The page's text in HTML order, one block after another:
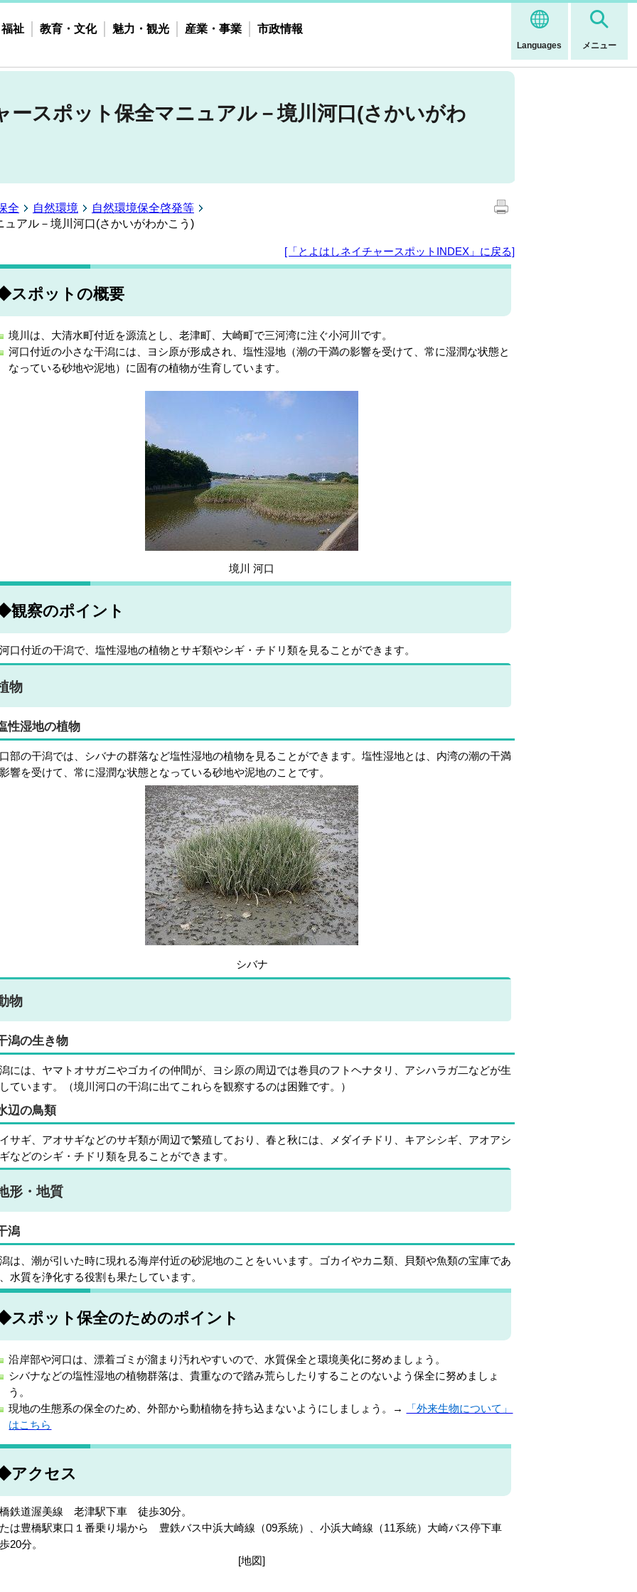
Languages メニュー
祉 教育・文化 魅力・観光 産業・事業 市政情報
ースポット保全マニュアル－境川河口(さかいがわ
全 自然環境
自然環境保全啓発等
アル－境川河口(さかいがわかこう)
[「とよはしネイチャースポットINDEX」に戻る]
スポットの概要
境川は、大清水町付近を源流とし、老津町、大崎町で三河湾に注ぐ小河川です。
河口付近の小さな干潟には、ヨシ原が形成され、塩性湿地（潮の干満の影響を受けて、常に湿潤な状態と
なっている砂地や泥地）に固有の植物が生育しています。
境川 河口
観察のポイント
付近の干潟で、塩性湿地の植物とサギ類やシギ・チドリ類を見ることができます。
物
性湿地の植物
部の干潟では、シバナの群落など塩性湿地の植物を見ることができます。塩性湿地とは、内湾の潮の干満
響を受けて、常に湿潤な状態となっている砂地や泥地のことです。
シバナ
物
潟の生き物
には、ヤマトオサガニやゴカイの仲間が、ヨシ原の周辺では巻貝のフトヘナタリ、アシハラガ二などが生
ています。（境川河口の干潟に出てこれらを観察するのは困難です。）
辺の鳥類
サギ、アオサギなどのサギ類が周辺で繁殖しており、春と秋には、メダイチドリ、キアシシギ、アオアシ
などのシギ・チドリ類を見ることができます。
形・地質
潟
は、潮が引いた時に現れる海岸付近の砂泥地のことをいいます。ゴカイやカニ類、貝類や魚類の宝庫であ
水質を浄化する役割も果たしています。
スポット保全のためのポイント
沿岸部や河口は、漂着ゴミが溜まり汚れやすいので、水質保全と環境美化に努めましょう。
シバナなどの塩性湿地の植物群落は、貴重なので踏み荒らしたりすることのないよう保全に努めましょ
う。
現地の生態系の保全のため、外部から動植物を持ち込まないようにしましょう。→
「外来生物について」
はこちら
アクセス
鉄道渥美線 老津駅下車 徒歩30分。
は豊橋駅東口１番乗り場から 豊鉄バス中浜大崎線（09系統）、小浜大崎線（11系統）大崎バス停下車
20分。
[地図]